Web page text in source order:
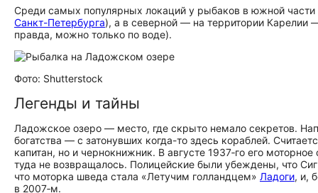
Среди самых популярных локаций у рыбаков в южной
Санкт-Петербурга), а в северной — на территории Карелии
правда, можно только по воде).
Фото: Shutterstock
Легенды и тайны
Ладожское озеро — место, где скрыто немало секретов.
богатства — с затонувших когда-то здесь кораблей.
капитан, но и чернокнижник. В августе 1937‑го его
туда не возвращалось. Полицейские были убеждены, что
что моторка шведа стала «Летучим голландцем» Ладоги, и,
в 2007‑м.